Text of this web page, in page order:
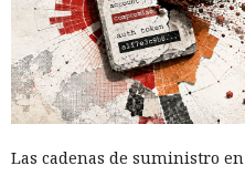
Las cadenas de suministro